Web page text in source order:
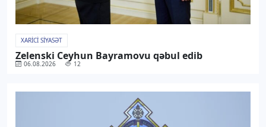
XARICI SIYASƏT
Zelenski Ceyhun Bayramovu qəbul edib
06.08.2026 12